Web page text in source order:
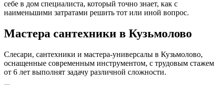
себе в дом специалиста, который точно знает, как с
наименьшими затратами решить тот или иной вопрос.
Мастера сантехники в Кузьмолово
Слесари, сантехники и мастера-универсалы в Кузьмолово,
оснащенные современным инструментом, с трудовым стажем
от 6 лет выполнят задачу различной сложности.